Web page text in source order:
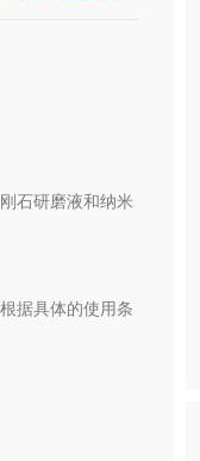
石研磨液和纳米
据具体的使用条